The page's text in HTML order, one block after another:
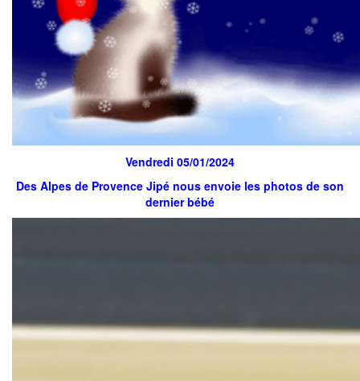
Vendredi 05/01/2024
Des Alpes de Provence Jipé nous envoie les photos de son
dernier bébé